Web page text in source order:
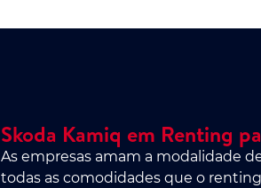
Skoda Kamiq em Renting
As empresas amam a modalidade
todas as comodidades que o